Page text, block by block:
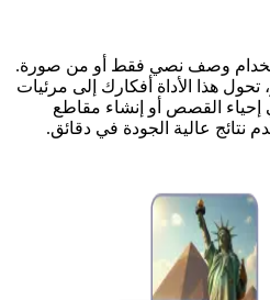
وصف نصي فقط أو من صورة.
هذا الأداة أفكارك إلى مرئيات
القصص أو إنشاء مقاطع
نتائج عالية الجودة في دقائق.